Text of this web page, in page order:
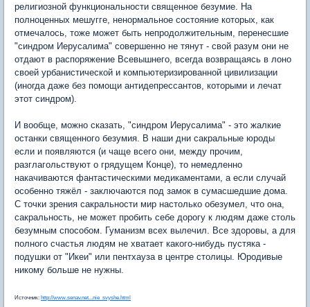
религиозной функциональности священное безумие. На
полноценных мешугге, ненормальное состояние которых, как
отмечалось, тоже может быть непродолжительным, перенесшие
"синдром Иерусалима" совершенно не тянут - свой разум они не
отдают в распоряжение Всевышнего, всегда возвращаясь в лоно
своей урбанистической и компьютеризированной цивилизации
(иногда даже без помощи антидепрессантов, которыми и лечат
этот синдром).
И вообще, можно сказать, "синдром Иерусалима" - это жалкие
останки священного безумия. В наши дни сакральные юроды
если и появляются (и чаще всего они, между прочим,
разглагольствуют о грядущем Конце), то немедленно
накачиваются фантастическими медикаментами, а если случай
особенно тяжёл - заключаются под замок в сумасшедшие дома.
С точки зрения сакральности мир настолько обезумел, что она,
сакральность, не может пробить себе дорогу к людям даже столь
безумным способом. Гуманизм всех вылечил. Все здоровы, а для
полного счастья людям не хватает какого-нибудь пустяка -
подушки от "Икеи" или пентхауза в центре столицы. Юродивые
никому больше не нужны.
Источник: http://www.senav.net...nie_svyshe.html